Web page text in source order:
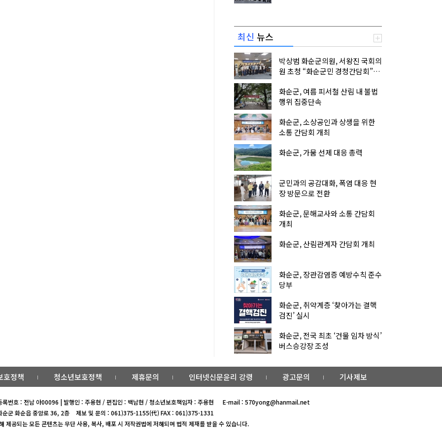
최신 뉴스
박상범 화순군의원, 서왕진 국회의
원 초청 “화순군민 경청간담회”개
화순군, 여름 피서철 산림 내 불법
행위 집중단속
화순군, 소상공인과 상생을 위한
소통 간담회 개최
화순군, 가뭄 선제 대응 총력
군민과의 공감대화, 폭염 대응 현
장 방문으로 전환
화순군, 문해교사와 소통 간담회
개최
화순군, 산림관계자 간담회 개최
화순군, 장관감염증 예방수칙 준수
당부
화순군, 취약계층 ‘찾아가는 결핵
검진’ 실시
화순군, 전국 최초 ‘건물 임차 방식’
버스승강장 조성
호정책 청소년보호정책 제휴문의 인터넷신문윤리 강령 광고문의 기사제보
록번호 : 전남 아00096 | 발행인 : 주용현 / 편집인 : 백남현 / 청소년보호책임자 : 주용현
E-mail : 570yong@hanmail.net
순군 화순읍 중앙로 36, 2층
제보 및 문의 : 061)375-1155(代) FAX : 061)375-1331
제공되는 모든 콘텐츠는 무단 사용, 복사, 배포 시 저작권법에 저해되며 법적 제재를 받을 수 있습니다.